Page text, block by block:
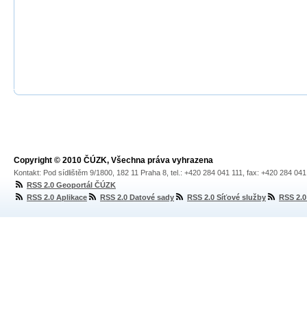
Copyright © 2010 ČÚZK, Všechna práva vyhrazena
Kontakt: Pod sídlištěm 9/1800, 182 11 Praha 8, tel.: +420 284 041 111, fax: +420 284
RSS 2.0 Geoportál ČÚZK
RSS 2.0 Aplikace
RSS 2.0 Datové sady RSS 2.0 Síťové služby RSS